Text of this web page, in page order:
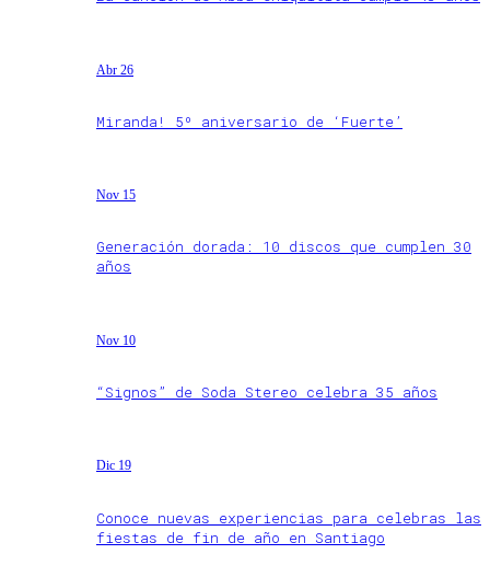
Abr 26
Miranda! 5º aniversario de ‘Fuerte’
Nov 15
Generación dorada: 10 discos que cumplen 30
años
Nov 10
“Signos” de Soda Stereo celebra 35 años
Dic 19
Conoce nuevas experiencias para celebras las
fiestas de fin de año en Santiago